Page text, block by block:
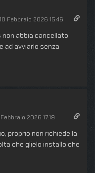
10 Febbraio 2026 15:46
non abbia cancellato
ad avviarlo senza
2026 17:19
proprio non richiede la
che glielo installo che